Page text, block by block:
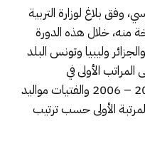
وفق بلاغ لوزارة التربية
خلال هذه الدورة
وليبيا وتونس البلد
الأولى في
الصغيرات والصغار مواليد 2005 – 2006 والفتيات مواليد
المرتبة الأولى حسب ترتيب